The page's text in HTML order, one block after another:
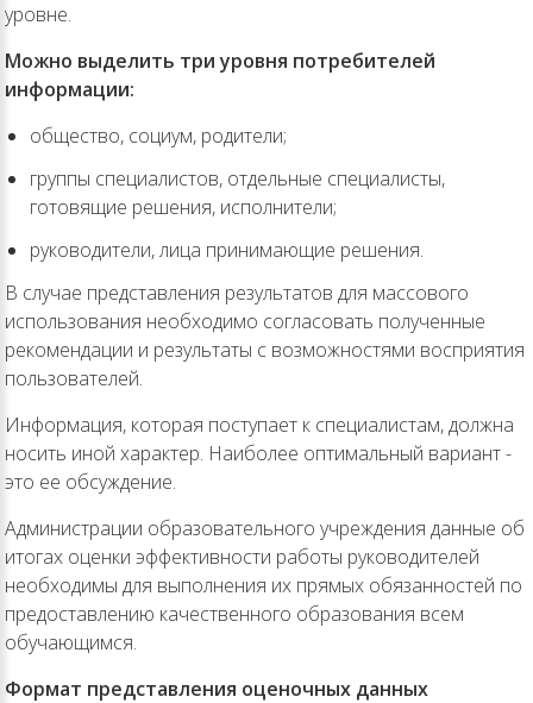
уровне.
Можно выделить три уровня потребителей
информации:
общество, социум, родители;
группы специалистов, отдельные специалисты,
готовящие решения, исполнители;
руководители, лица принимающие решения.
В случае представления результатов для массового
использования необходимо согласовать полученные
рекомендации и результаты с возможностями восприятия
пользователей.
Информация, которая поступает к специалистам, должна
носить иной характер. Наиболее оптимальный вариант -
это ее обсуждение.
Администрации образовательного учреждения данные об
итогах оценки эффективности работы руководителей
необходимы для выполнения их прямых обязанностей по
предоставлению качественного образования всем
обучающимся.
Формат представления оценочных данных